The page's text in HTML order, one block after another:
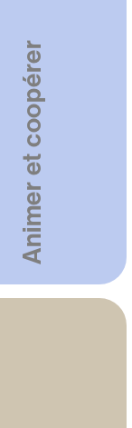
Animer et coopérer